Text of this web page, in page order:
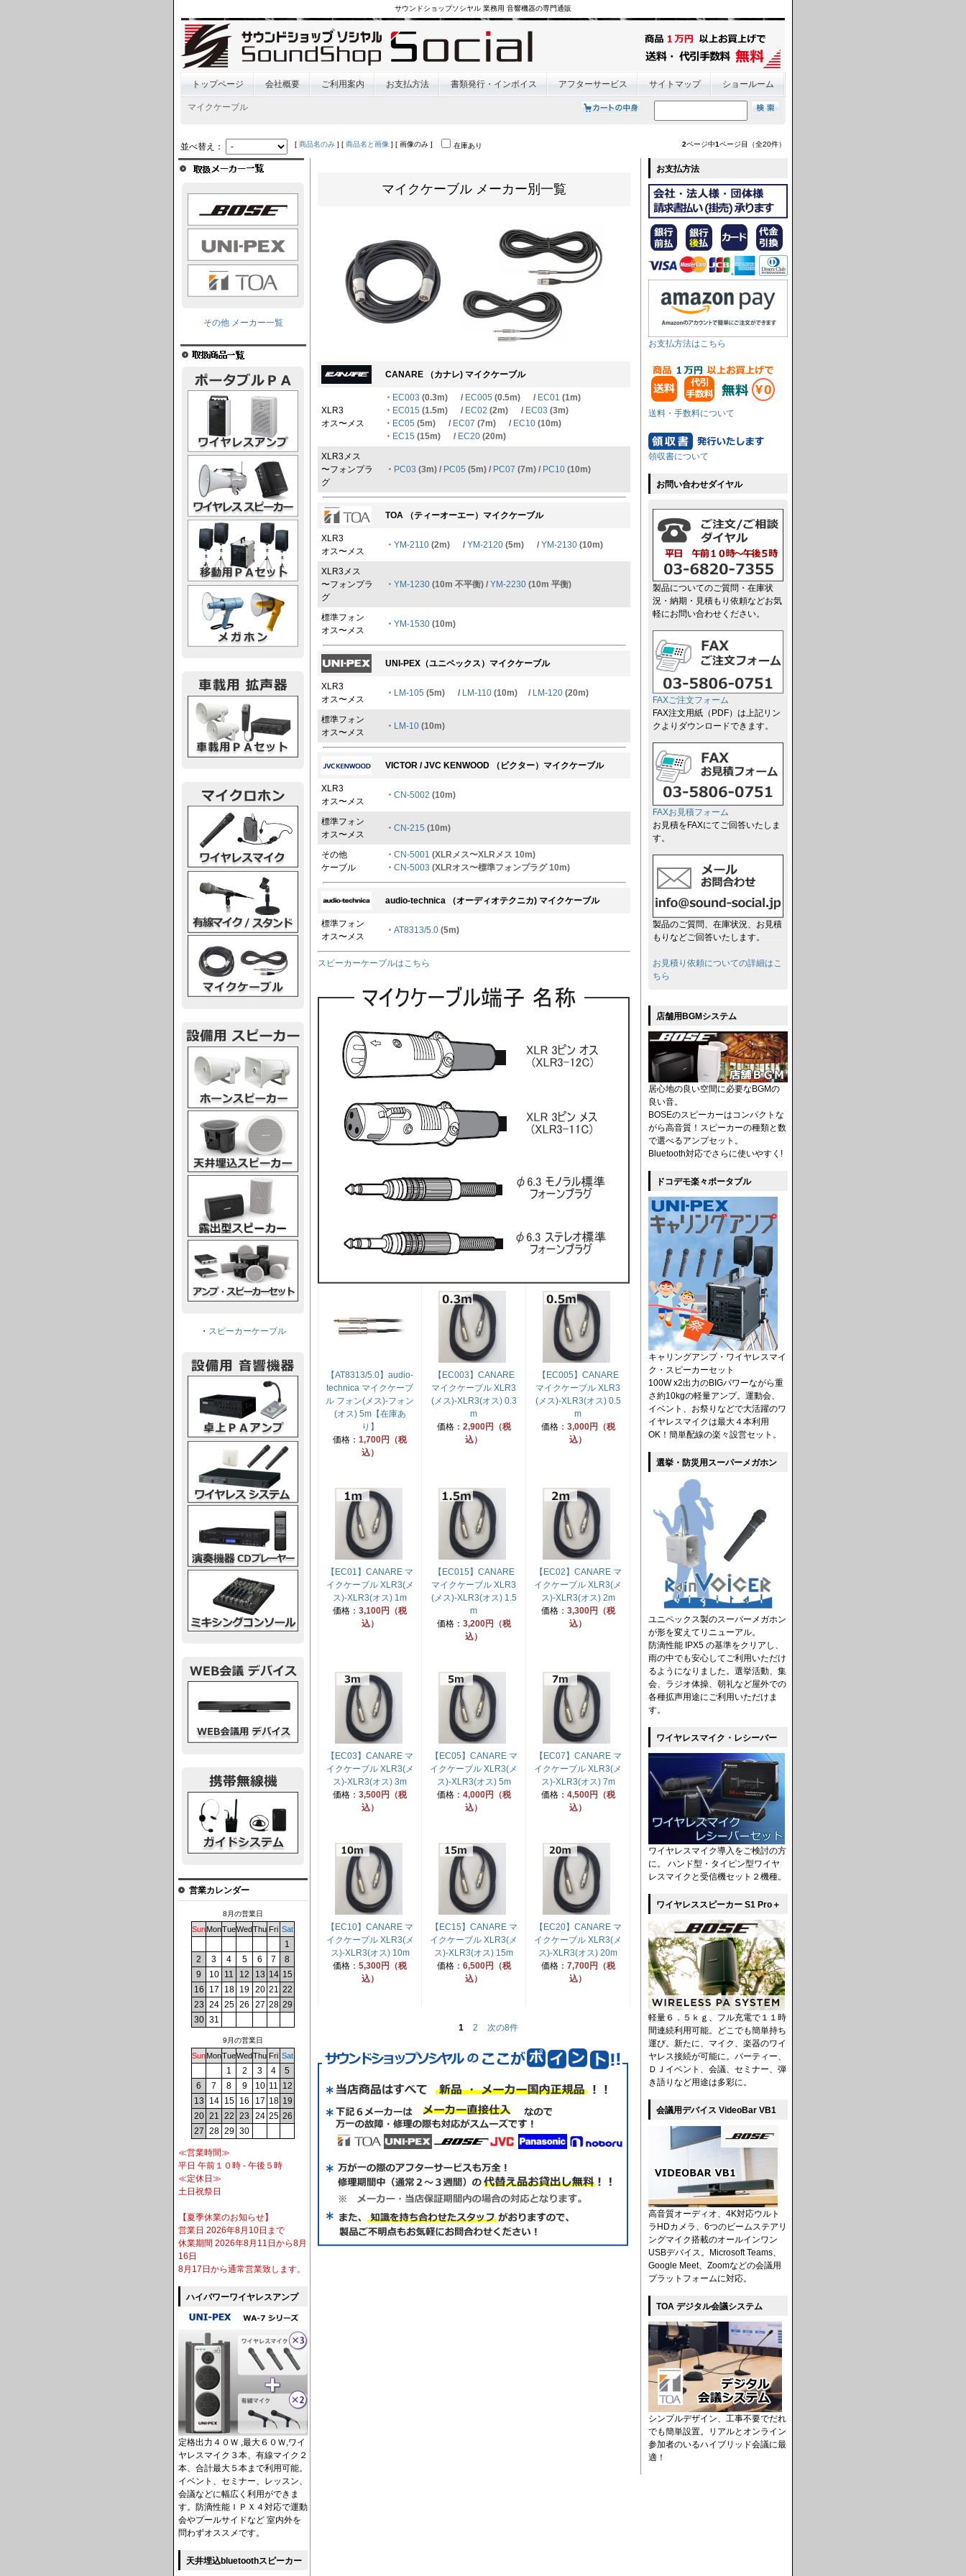
サウンドショップソシヤル 業務用 音響機器の専門通販
トップページ 会社概要 ご利用案内 お支払方法 書類発行・インボイス アフターサービス サイトマップ ショールーム
マイクケーブル
並べ替え： [ 商品名のみ ] [ 商品名と画像 ] [ 画像のみ ] 在庫あり 2ページ中1ページ目（全20件）
マイクケーブル メーカー別一覧
CANARE （カナレ) マイクケーブル
XLR3
オス〜メス
・ EC003 (0.3m) / EC005 (0.5m) / EC01 (1m)
・ EC015 (1.5m) / EC02 (2m) / EC03 (3m)
・ EC05 (5m) / EC07 (7m) / EC10 (10m)
・ EC15 (15m) / EC20 (20m)
XLR3メス
〜フォンプラ
グ
・ PC03 (3m) / PC05 (5m) / PC07 (7m) / PC10 (10m)
TOA （ティーオーエー）マイクケーブル
XLR3
オス〜メス
・ YM-2110 (2m) / YM-2120 (5m) / YM-2130 (10m)
XLR3メス
〜フォンプラ
グ
・ YM-1230 (10m 不平衡) / YM-2230 (10m 平衡)
標準フォン
オス〜メス
・ YM-1530 (10m)
UNI-PEX（ユニペックス）マイクケーブル
XLR3
オス〜メス
・ LM-105 (5m) / LM-110 (10m) / LM-120 (20m)
標準フォン
オス〜メス
・ LM-10 (10m)
VICTOR / JVC KENWOOD （ビクター）マイクケーブル
XLR3
オス〜メス
・ CN-5002 (10m)
標準フォン
オス〜メス
・ CN-215 (10m)
その他
ケーブル
・ CN-5001 (XLRメス〜XLRメス 10m)
・ CN-5003 (XLRオス〜標準フォンプラグ 10m)
audio-technica （オーディオテクニカ) マイクケーブル
標準フォン
オス〜メス
・ AT8313/5.0 (5m)
スピーカーケーブルはこちら
【AT8313/5.0】audio-
technica マイクケーブ
ル フォン(メス)-フォン
(オス) 5m【在庫あ
り】
価格： 1,700円（税
込）
【EC003】CANARE
マイクケーブル XLR3
(メス)-XLR3(オス) 0.3
m
価格： 2,900円（税
込）
【EC005】CANARE
マイクケーブル XLR3
(メス)-XLR3(オス) 0.5
m
価格： 3,000円（税
込）
【EC01】CANARE マ
イクケーブル XLR3(メ
ス)-XLR3(オス) 1m
価格： 3,100円（税
込）
【EC015】CANARE
マイクケーブル XLR3
(メス)-XLR3(オス) 1.5
m
価格： 3,200円（税
込）
【EC02】CANARE マ
イクケーブル XLR3(メ
ス)-XLR3(オス) 2m
価格： 3,300円（税
込）
【EC03】CANARE マ
イクケーブル XLR3(メ
ス)-XLR3(オス) 3m
価格： 3,500円（税
込）
【EC05】CANARE マ
イクケーブル XLR3(メ
ス)-XLR3(オス) 5m
価格： 4,000円（税
込）
【EC07】CANARE マ
イクケーブル XLR3(メ
ス)-XLR3(オス) 7m
価格： 4,500円（税
込）
【EC10】CANARE マ
イクケーブル XLR3(メ
ス)-XLR3(オス) 10m
価格： 5,300円（税
込）
【EC15】CANARE マ
イクケーブル XLR3(メ
ス)-XLR3(オス) 15m
価格： 6,500円（税
込）
【EC20】CANARE マ
イクケーブル XLR3(メ
ス)-XLR3(オス) 20m
価格： 7,700円（税
込）
1 2 次の8件
その他 メーカー一覧
・ スピーカーケーブル
営業カレンダー
8月の営業日
SunMonTueWedThu Fri Sat
1
2
3 4 5 6 7
8
9
10 11 12 13 14 15
16
17 18 19 20 21 22
23 24 25 26 27 28 29
30 31
9月の営業日
SunMonTueWedThu Fri Sat
1 2 3 4
5
6
7 8 9 10 11 12
13
14 15 16 17 18 19
20 21 22 23 24 25 26
27 28 29 30
≪営業時間≫
平日 午前１０時 - 午後５時
≪定休日≫
土日祝祭日
【夏季休業のお知らせ】
営業日 2026年8月10日まで
休業期間 2026年8月11日から8月
16日
8月17日から通常営業致します。
ハイパワーワイヤレスアンプ
定格出力４０Ｗ ,最大６０Ｗ,ワイ
ヤレスマイク３本、有線マイク２
本、合計最大５本まで利用可能。
イベント、セミナー、レッスン、
会議などに幅広く利用ができま
す。防滴性能ＩＰＸ４対応で運動
会やプールサイドなど 室内外を
問わずオススメです。
天井埋込bluetoothスピーカー
お支払方法
お支払方法はこちら
送料・手数料について
領収書について
お問い合わせダイヤル
製品についてのご質問・在庫状
況・納期・見積もり依頼などお気
軽にお問い合わせください。
FAXご注文フォーム
FAX注文用紙（PDF）は上記リン
クよりダウンロードできます。
FAXお見積フォーム
お見積をFAXにてご回答いたしま
す。
製品のご質問、在庫状況、お見積
もりなどご回答いたします。
お見積り依頼についての詳細はこ
ちら
店舗用BGMシステム
居心地の良い空間に必要なBGMの
良い音。
BOSEのスピーカーはコンパクトな
がら高音質！スピーカーの種類と数
で選べるアンプセット。
Bluetooth対応でさらに使いやすく!
ドコデモ楽々ポータブル
キャリングアンプ・ワイヤレスマイ
ク・スピーカーセット
100W x2出力のBIGパワーながら重
さ約10kgの軽量アンプ。運動会、
イベント、お祭りなどで大活躍のワ
イヤレスマイクは最大４本利用
OK！簡単配線の楽々設営セット。
選挙・防災用スーパーメガホン
ユニペックス製のスーパーメガホン
が形を変えてリニューアル。
防滴性能 IPX5 の基準をクリアし、
雨の中でも安心してご利用いただけ
るようになりました。選挙活動、集
会、ラジオ体操、朝礼など屋外での
各種拡声用途にご利用いただけま
す。
ワイヤレスマイク・レシーバー
ワイヤレスマイク導入をご検討の方
に。 ハンド型・タイピン型ワイヤ
レスマイクと受信機セット２機種。
ワイヤレススピーカー S1 Pro＋
軽量６．５ｋｇ、フル充電で１１時
間連続利用可能。どこでも簡単持ち
運び。新たに、マイク、楽器のワイ
ヤレス接続が可能に。パーティー、
ＤＪイベント、会議、セミナー、弾
き語りなど用途は多彩に。
会議用デバイス VideoBar VB1
高音質オーディオ、4K対応ウルト
ラHDカメラ、6つのビームステアリ
ングマイク搭載のオールインワン
USBデバイス。Microsoft Teams、
Google Meet、Zoomなどの会議用
プラットフォームに対応。
TOA デジタル会議システム
シンプルデザイン、工事不要でだれ
でも簡単設置。リアルとオンライン
参加者のいるハイブリッド会議に最
適！